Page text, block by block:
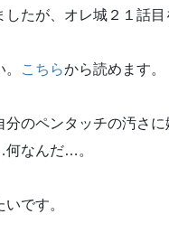
たが、オレ城２１話目
こちらから読めます。
のペンタッチの汚さに
なんだ…。
です。